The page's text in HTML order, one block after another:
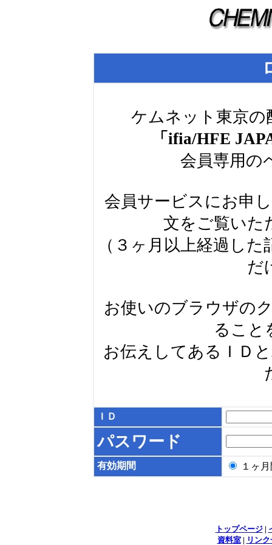
ケムネット東京の
「ifia/HFE
会員専用の
会員サービスにお申
文をご覧いた
（３ヶ月以上経過し
だ
お使いのブラウザの
ること
お伝えしてあるＩＤ
ＩＤ
パスワード
有効期間 １ヶ
トップページ|
資料室| リン